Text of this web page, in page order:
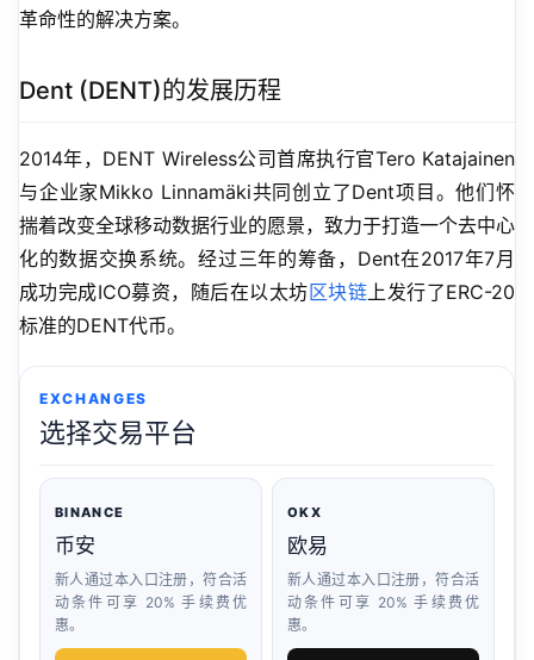
革命性的解决方案。
Dent (DENT)的发展历程
2014年，DENT Wireless公司首席执行官Tero Katajainen
与企业家Mikko Linnamäki共同创立了Dent项目。他们怀
揣着改变全球移动数据行业的愿景，致力于打造一个去中心
化的数据交换系统。经过三年的筹备，Dent在2017年7月
成功完成ICO募资，随后在以太坊区块链上发行了ERC-20
标准的DENT代币。
EXCHANGES
选择交易平台
BINANCE
币安
新人通过本入口注册，符合活
动条件可享 20% 手续费优
惠。
OKX
欧易
新人通过本入口注册，符合活
动条件可享 20% 手续费优
惠。